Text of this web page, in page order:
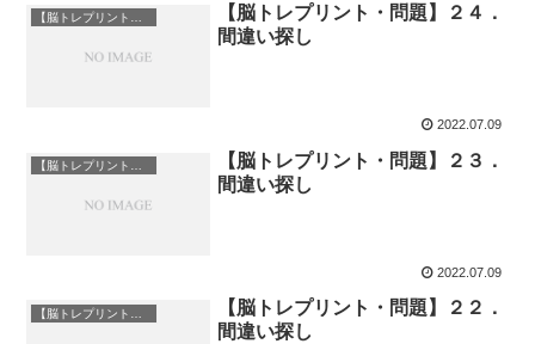
【脳トレプリント・問題】２４．
間違い探し
2022.07.09
【脳トレプリント・問題】２３．
間違い探し
2022.07.09
【脳トレプリント・問題】２２．
間違い探し